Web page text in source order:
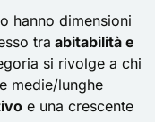
hanno dimensioni
tra abitabilità e
si rivolge a chi
medie/lunghe
e una crescente